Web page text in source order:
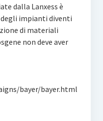
dalla Lanxess è
degli impianti diventi
di materiali
non deve aver
bayer/bayer.html